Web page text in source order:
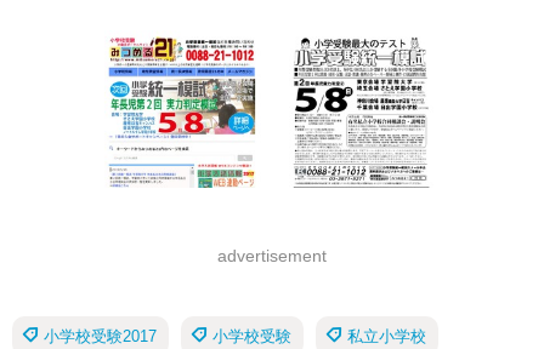
advertisement
小学校受験2017 小学校受験 私立小学校